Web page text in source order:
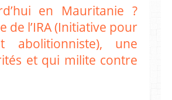
en Mauritanie ?
de l’IRA (Initiative pour
abolitionniste), une
et qui milite contre